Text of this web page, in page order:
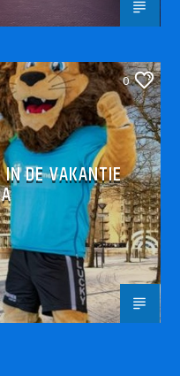
0
DE VAKANTIE